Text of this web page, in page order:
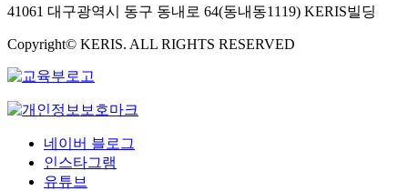
41061 대구광역시 동구 동내로 64(동내동1119) KERIS빌딩
Copyright© KERIS. ALL RIGHTS RESERVED
네이버 블로그
인스타그램
유튜브